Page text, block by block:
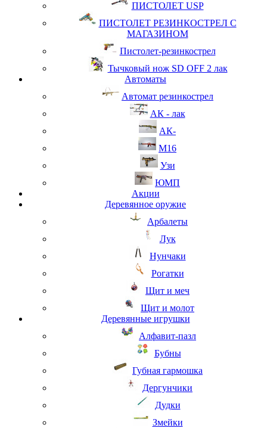
ПИСТОЛЕТ USP
ПИСТОЛЕТ РЕЗИНКОСТРЕЛ С
МАГАЗИНОМ
Пистолет-резинкострел
Тычковый нож SD OFF 2 лак
Автоматы
Автомат резинкострел
АК - лак
АК-
М16
Узи
ЮМП
Акции
Деревянное оружие
Арбалеты
Лук
Нунчаки
Рогатки
Щит и меч
Щит и молот
Деревянные игрушки
Алфавит-пазл
Бубны
Губная гармошка
Дергунчики
Дудки
Змейки